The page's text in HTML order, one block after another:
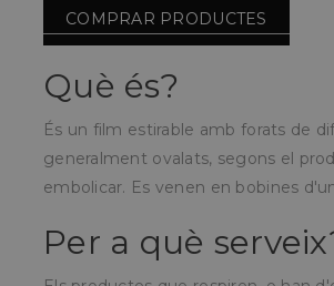
COMPRAR PRODUCTES
Què és?
És un film estirable amb forats de
generalment ovalats, segons el
embolicar. Es venen en bobines
Per a què